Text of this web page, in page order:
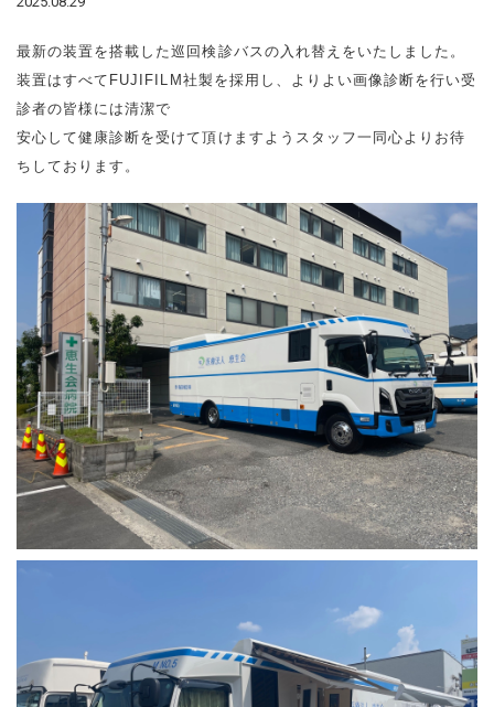
最新の装置を搭載した巡回検診バスの入れ替えをいたしました。
装置はすべてFUJIFILM社製を採用し、よりよい画像診断を行い受
診者の皆様には清潔で
安心して健康診断を受けて頂けますよう スタッフ一同心よりお待
ちしております。